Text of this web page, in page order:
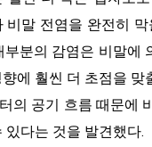
비말 전염을 완전히
부분의 감염은 비말에
에 훨씬 더 초점을
의 공기 흐름 때문에
있다는 것을 발견했다.